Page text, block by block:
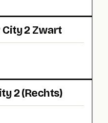
2 Zwart
2 (Rechts)